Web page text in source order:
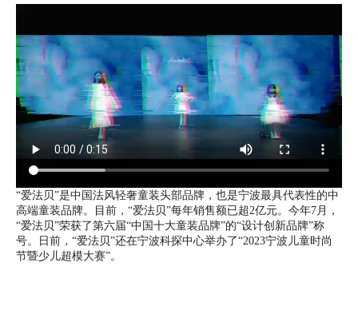
“爱法贝”是中国法风轻奢童装头部品牌，也是宁波最具代表性的中
高端童装品牌。目前，“爱法贝”每年销售额已超2亿元。今年7月，
“爱法贝”荣获了第六届“中国十大童装品牌”的“设计创新品牌”称
号。日前，“爱法贝”还在宁波科探中心举办了“2023宁波儿童时尚
节暨少儿超模大赛”。